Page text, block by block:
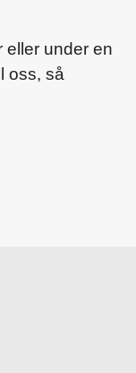
eller under en
oss, så